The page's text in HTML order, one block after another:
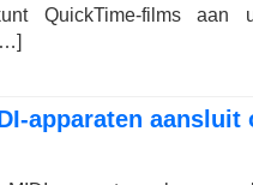
QuickTime-films aan
apparaten aansluit